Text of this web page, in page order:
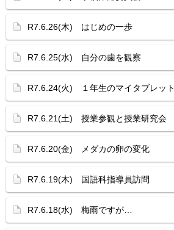
R7.6.26(木) はじめの一歩
R7.6.25(水) 自分の歯を観察
R7.6.24(火) １年生のマイタブレット
R7.6.21(土) 授業参観と授業研究会
R7.6.20(金) メダカの卵の変化
R7.6.19(木) 国語科指導員訪問
R7.6.18(水) 梅雨ですが…